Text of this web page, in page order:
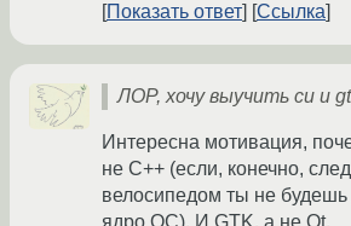
Показать ответ Ссылка
ЛОР, хочу выучить си и
Интересна мотивация,
не C++ (если, конечно,
велосипедом ты не будешь